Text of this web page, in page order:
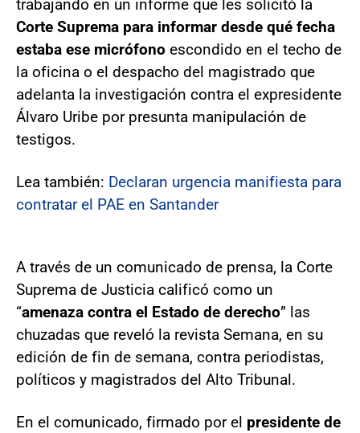
trabajando en un informe que les solicitó la
Corte Suprema para informar desde qué fecha
estaba ese micrófono escondido en el techo de
la oficina o el despacho del magistrado que
adelanta la investigación contra el expresidente
Álvaro Uribe por presunta manipulación de
testigos.
Lea también: Declaran urgencia manifiesta para
contratar el PAE en Santander
A través de un comunicado de prensa, la Corte
Suprema de Justicia calificó como un
“amenaza contra el Estado de derecho” las
chuzadas que reveló la revista Semana, en su
edición de fin de semana, contra periodistas,
políticos y magistrados del Alto Tribunal.
En el comunicado, firmado por el presidente de